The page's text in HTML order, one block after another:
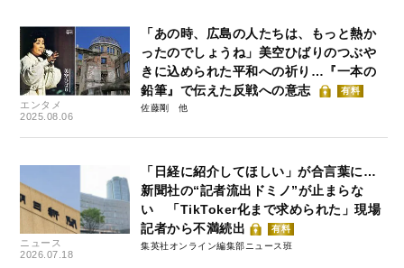
エンタメ
2025.08.06
「あの時、広島の人たちは、もっと熱か
ったのでしょうね」美空ひばりのつぶや
きに込められた平和への祈り…『一本の
鉛筆』で伝えた反戦への意志
有料
佐藤剛
ニュース
2026.07.18
「日経に紹介してほしい」が合言葉に…
新聞社の“記者流出ドミノ”が止まらな
い 「TikToker化まで求められた」現場
記者から不満続出
有料
集英社オンライン編集部ニュース班